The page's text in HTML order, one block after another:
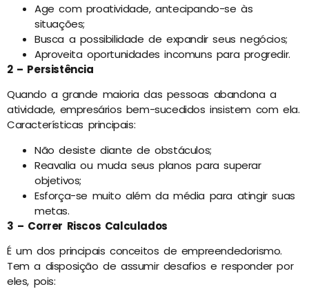
Age com proatividade, antecipando-se às
situações;
Busca a possibilidade de expandir seus negócios;
Aproveita oportunidades incomuns para progredir.
2 – Persistência
Quando a grande maioria das pessoas abandona a
atividade, empresários bem-sucedidos insistem com ela.
Características principais:
Não desiste diante de obstáculos;
Reavalia ou muda seus planos para superar
objetivos;
Esforça-se muito além da média para atingir suas
metas.
3 – Correr Riscos Calculados
É um dos principais conceitos de empreendedorismo.
Tem a disposição de assumir desafios e responder por
eles, pois: